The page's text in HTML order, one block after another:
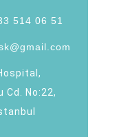
514 06 51
Cd. No:22,